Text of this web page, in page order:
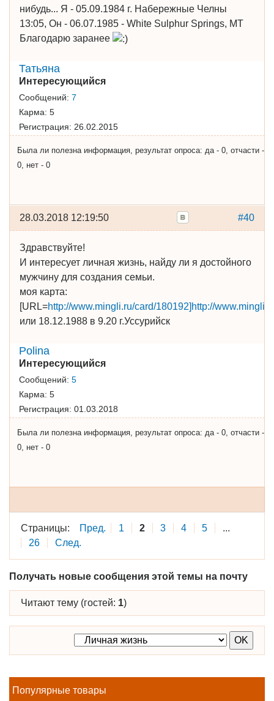
нибудь... Я - 05.09.1984 г. Набережные Челны
13:05, Он - 06.07.1985 - White Sulphur Springs, MT
Благодарю заранее
Татьяна
Интересующийся
Сообщений: 7
Карма: 5
Регистрация: 26.02.2015
Была ли полезна информация, результат опроса: да - 0, отчасти -
0, нет - 0
#40
28.03.2018 12:19:50
Здравствуйте!
И интересует личная жизнь, найду ли я достойного
мужчину для создания семьи.
моя карта:
[URL=http://www.mingli.ru/card/180192]http://
или 18.12.1988 в 9.20 г.Уссурийск
Polina
Интересующийся
Сообщений: 5
Карма: 5
Регистрация: 01.03.2018
Была ли полезна информация, результат опроса: да - 0, отчасти -
0, нет - 0
Страницы: Пред. 1 2 3 4 5
...
26
След.
Получать новые сообщения этой темы на почту
Читают тему (гостей: 1)
Популярные товары